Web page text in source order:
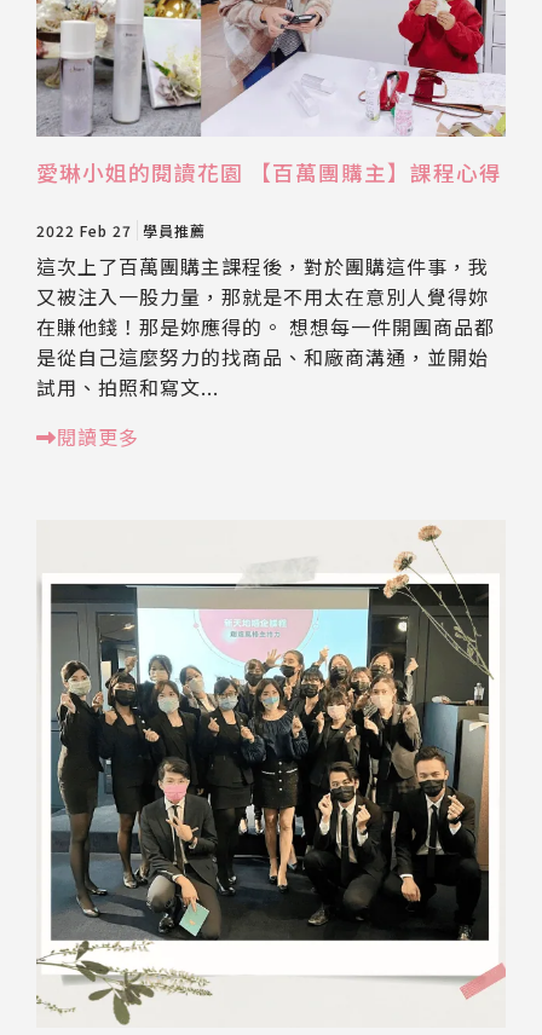
愛琳小姐的閱讀花園 【百萬團購主】課程心得
2022 Feb 27 學員推薦
這次上了百萬團購主課程後，對於團購這件事，我
又被注入一股力量，那就是不用太在意別人覺得妳
在賺他錢！那是妳應得的。 想想每一件開團商品都
是從自己這麼努力的找商品、和廠商溝通，並開始
試用、拍照和寫文...
閱讀更多